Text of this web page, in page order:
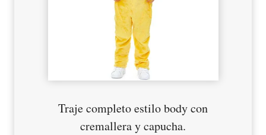
Traje completo estilo body con
cremallera y capucha.